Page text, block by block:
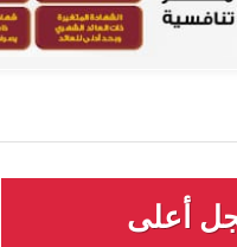
تسجل أعلى